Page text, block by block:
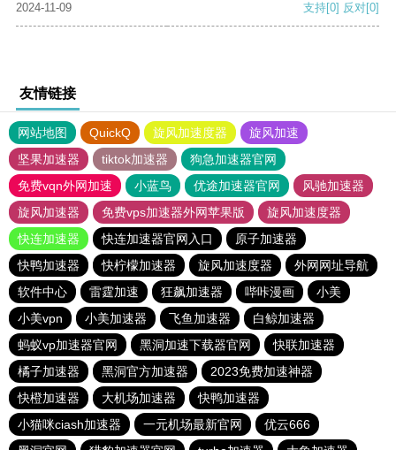
2024-11-09 支持[0] 反对[0]
友情链接
网站地图 QuickQ 旋风加速度器
旋风加速
坚果加速器
tiktok加速器
狗急加速器官网
免费vqn外网加速
小蓝鸟 优途加速器官网
风驰加速器
旋风加速器
免费vps加速器外网苹果版
旋风加速度器
快连加速器
快连加速器官网入口
原子加速器
快鸭加速器
快柠檬加速器 旋风加速度器
外网网址导航
软件中心
雷霆加速 狂飙加速器 哔咔漫画
小美
小美vpn
小美加速器 飞鱼加速器
白鲸加速器
蚂蚁vp加速器官网
黑洞加速下载器官网
快联加速器
橘子加速器
黑洞官方加速器
2023免费加速神器
快橙加速器
大机场加速器
快鸭加速器
小猫咪ciash加速器
一元机场最新官网
优云666